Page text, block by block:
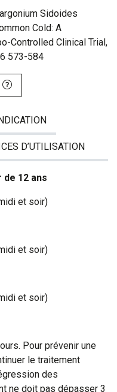
Sidoides
Cold: A
Controlled Clinical Trial,
573-584
INDICATION
D’UTILISATION
12 ans
et soir)
et soir)
et soir)
Pour prévenir une
le traitement
des
ne doit pas dépasser 3